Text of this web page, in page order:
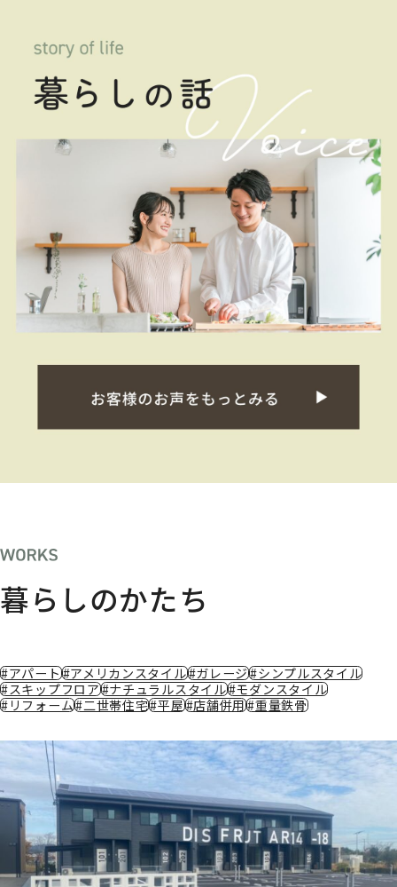
暮らしのかたち
#アパート#アメリカンスタイル#ガレージ#シンプルスタイル
#スキップフロア#ナチュラルスタイル#モダンスタイル
#リフォーム#二世帯住宅#平屋#店舗併用#重量鉄骨